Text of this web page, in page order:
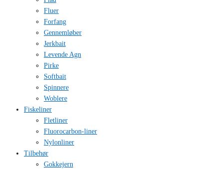
Fluer
Forfang
Gennemløber
Jerkbait
Levende Agn
Pirke
Softbait
Spinnere
Woblere
Fiskeliner
Fletliner
Fluorocarbon-liner
Nylonliner
Tilbehør
Gokkejern